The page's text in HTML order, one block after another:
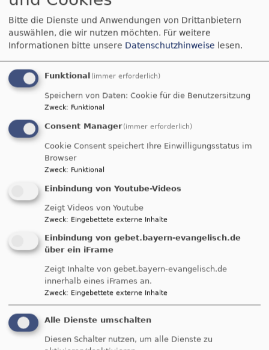
Die Evangelisch-Lutherische Kirchengemeinde
Friedenskirche Dachau ist Teil der Evangelisch-
Dekanat München. Ihr Gemeindegebiet erstreckt
sich über große Teile Dachaus weit hinaus in den
Westen des Landkreises: Bergkirchen,
zugehörige Gebiete.
In der Kirchengemeinde finden Personen aller
Generationen Angebote für Gemeinschaft,
Spiritualität, Bildung, Kultur, Diakonie, Seelsorge,
Lebensbegleitung und Beratung.
Angaben gemäß §5 DDG:
www.friedenskirche-dachau.de ist ein Angebot von
Evang.-Luth. Friedenskirche Dachau
Uhdestraße 2
85221 Dachau
Tel: 08131-87958
pfarramt.dachau-friedenskirche@elkb.de
Bitte die Dienste und Anwendungen von Drittanbietern
auswählen, die wir nutzen möchten. Für weitere
Informationen bitte unsere Datenschutzhinweise lesen.
Funktional (immer erforderlich)
Speichern von Daten: Cookie für die Benutzersitzung
Zweck: Funktional
Consent Manager (immer erforderlich)
Cookie Consent speichert Ihre Einwilligungsstatus im
Browser
Zweck: Funktional
Einbindung von Youtube-Videos
Zeigt Videos von Youtube
Zweck: Eingebettete externe Inhalte
Einbindung von gebet.bayern-evangelisch.de
über ein iFrame
Zeigt Inhalte von gebet.bayern-evangelisch.de
innerhalb eines iFrames an.
Zweck: Eingebettete externe Inhalte
Alle Dienste umschalten
Diesen Schalter nutzen, um alle Dienste zu